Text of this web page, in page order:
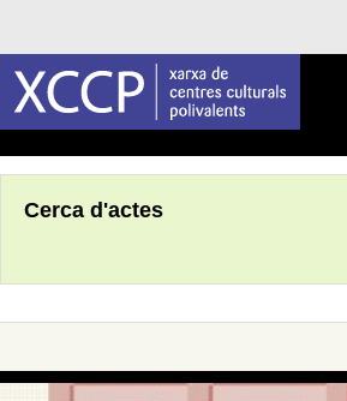
Cerca d'actes